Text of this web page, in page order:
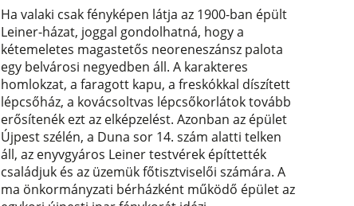
Ha valaki csak fényképen látja az 1900-ban épült
Leiner-házat, joggal gondolhatná, hogy a
kétemeletes magastetős neoreneszánsz palota
egy belvárosi negyedben áll. A karakteres
homlokzat, a faragott kapu, a freskókkal díszített
lépcsőház, a kovácsoltvas lépcsőkorlátok tovább
erősítenék ezt az elképzelést. Azonban az épület
Újpest szélén, a Duna sor 14. szám alatti telken
áll, az enyvgyáros Leiner testvérek építtették
családjuk és az üzemük főtisztviselői számára. A
ma önkormányzati bérházként működő épület az